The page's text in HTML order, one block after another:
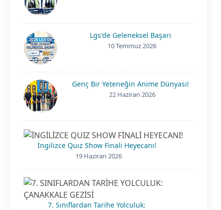
Lgs'de Geleneksel Başarı
10 Temmuz 2026
Genç Bir Yeteneğin Anime Dünyası!
22 Haziran 2026
İngilizce Quız Show Finali Heyecanı!
19 Haziran 2026
7. Sınıflardan Tarihe Yolculuk: